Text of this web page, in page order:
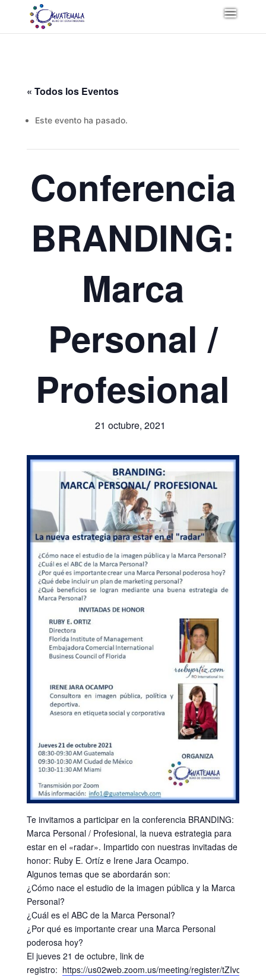
« Todos los Eventos
Este evento ha pasado.
Conferencia
BRANDING:
Marca
Personal /
Profesional
21 octubre, 2021
Te invitamos a participar en la conferencia BRANDING:
Marca Personal / Profesional, la nueva estrategia para
estar en el «radar». Impartido con nuestras invitadas de
honor: Ruby E. Ortíz e Irene Jara Ocampo.
Algunos temas que se abordarán son:
¿Cómo nace el estudio de la imagen pública y la Marca
Personal?
¿Cuál es el ABC de la Marca Personal?
¿Por qué es importante crear una Marca Personal
poderosa hoy?
El jueves 21 de octubre, link de
registro: https://us02web.zoom.us/meeting/register/